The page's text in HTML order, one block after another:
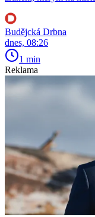
Budějcká Drbna
dnes, 08:26
1 min
Reklama